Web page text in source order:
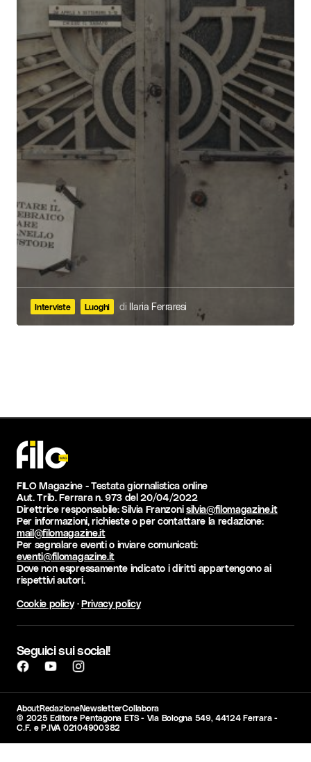
Interviste Luoghi di Ilaria Ferraresi
FILO Magazine - Testata giornalistica online
Aut. Trib. Ferrara n. 973 del 20/04/2022
Direttrice responsabile: Silvia Franzonisilvia@filomagazine.it
Per informazioni, richieste o per contattare la redazione:
mail@filomagazine.it
Per segnalare eventi o inviare comunicati:
eventi@filomagazine.it
Dove non espressamente indicato i diritti appartengono ai
rispettivi autori.
Cookie policy·Privacy policy
Seguici sui social!
AboutRedazioneNewsletterCollabora
© 2025 Editore Pentagona ETS - Via Bologna 549, 44124 Ferrara -
C.F. e P.IVA 02104900382